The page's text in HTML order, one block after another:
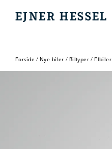
EJNER HESSEL
Forside / Nye biler / Biltyper / Elbiler